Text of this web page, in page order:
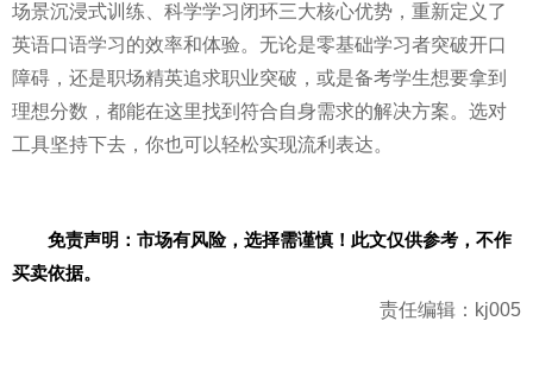
场景沉浸式训练、科学学习闭环三大核心优势，重新定义了
英语口语学习的效率和体验。无论是零基础学习者突破开口
障碍，还是职场精英追求职业突破，或是备考学生想要拿到
理想分数，都能在这里找到符合自身需求的解决方案。选对
工具坚持下去，你也可以轻松实现流利表达。
免责声明：市场有风险，选择需谨慎！此文仅供参考，不作
买卖依据。
责任编辑：kj005